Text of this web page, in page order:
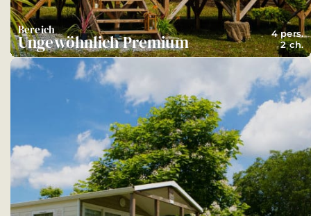
Bereich
Ungewöhnlich Premium
4 pers.
2 ch.